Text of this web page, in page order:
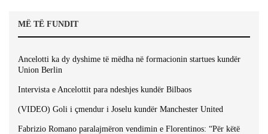
MË TË FUNDIT
Ancelotti ka dy dyshime të mëdha në formacionin startues kundër
Union Berlin
Intervista e Ancelottit para ndeshjes kundër Bilbaos
(VIDEO) Goli i çmendur i Joselu kundër Manchester United
Fabrizio Romano paralajmëron vendimin e Florentinos: “Për këtë